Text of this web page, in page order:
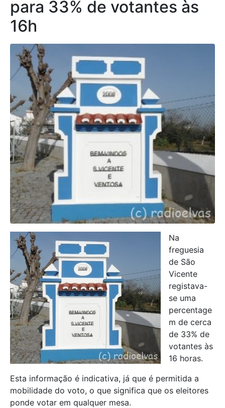
para 33% de votantes às
16h
Na
freguesia
de São
Vicente
registava-
se uma
percentage
m de cerca
de 33% de
votantes às
16 horas.
Esta informação é indicativa, já que é permitida a
mobilidade do voto, o que significa que os eleitores
ponde votar em qualquer mesa.